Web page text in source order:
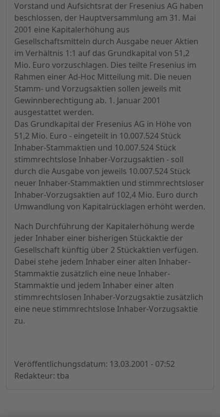
Vorstand und Aufsichtsrat der Fresenius AG haben
beschlossen, der Hauptversammlung am 31. Mai
2001 eine Kapitalerhöhung aus
Gesellschaftsmitteln durch Ausgabe neuer Aktien
im Verhältnis 1:1 auf das Grundkapital von 51,2
Mio. Euro vorzuschlagen. Dies teilte Fresenius im
Rahmen einer Ad-Hoc Mitteilung mit. Die neuen
Stamm- und Vorzugsaktien sollen jeweils mit
Gewinnberechtigung ab. 1. Januar 2001
ausgestattet werden.
Das Grundkapital der Fresenius AG in Höhe von
51,2 Mio. Euro - eingeteilt in 10.007.524 Stück
Inhaber-Stammaktien und 10.007.524 Stück
stimmrechtslose Inhaber-Vorzugsaktien - soll
durch die Ausgabe von jeweils 10.007.524 Stück
neuer Inhaber-Stammaktien und stimmrechtsloser
Inhaber-Vorzugsaktien auf 102,4 Mio. Euro durch
Umwandlung von Kapitalrücklagen erhöht werden.
Nach Durchführung der Kapitalerhöhung werde
jeder Inhaber einer bisherigen Stückaktie der
Gesellschaft künftig über 2 Stückaktien verfügen.
Dabei stehe jedem Inhaber einer alten Inhaber-
Stammaktie zusätzlich eine neue Inhaber-
Stammaktie und jedem Inhaber einer alten
stimmrechtslosen Inhaber-Vorzugsaktie zusätzlich
eine neue stimmrechtslose Inhaber-Vorzugsaktie
zu.
Veröffentlichungsdatum: 13.03.2001 - 07:52
Redakteur: tba